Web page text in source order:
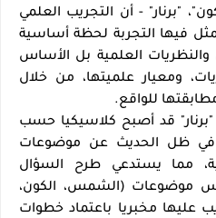
"برنار" - أن التجريب العلمي
فيها التجربة لحظة أساسية
العلمية بل الأساس
ومعيار علميتها، من خلال
للواقع.
"برنار" قد أصبح كلاسيكيا حسب
في ظل الحديث عن موضوعات
مما يستدعي طرح السؤال
موضوعات (الشمس، الكون،
عليها مخبريا باعتماد خطوات